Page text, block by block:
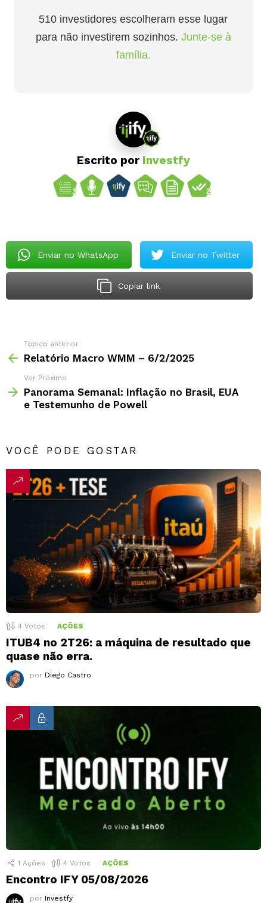
510 investidores escolheram esse lugar
para não investirem sozinhos. Junte-se à
família.
Escrito por Investfy
Enviar no WhatsApp Enviar no Twitter
Copiar link
Tópico anterior
Relatório Macro WMM – 6/2/2025
Ver Próximo
Panorama Semanal: Inflação no Brasil, EUA
e Testemunho de Powell
VOCÊ PODE GOSTAR
4 Votos AÇÕES
ITUB4 no 2T26: a máquina de resultado que
quase não erra.
por Diego Castro
1 Ações 4 Votos AÇÕES
Encontro IFY 05/08/2026
por Investfy